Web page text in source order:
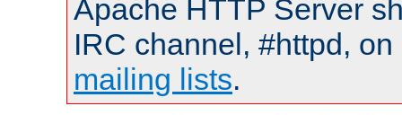
Apache HTTP Server
IRC channel, #httpd,
mailing lists.